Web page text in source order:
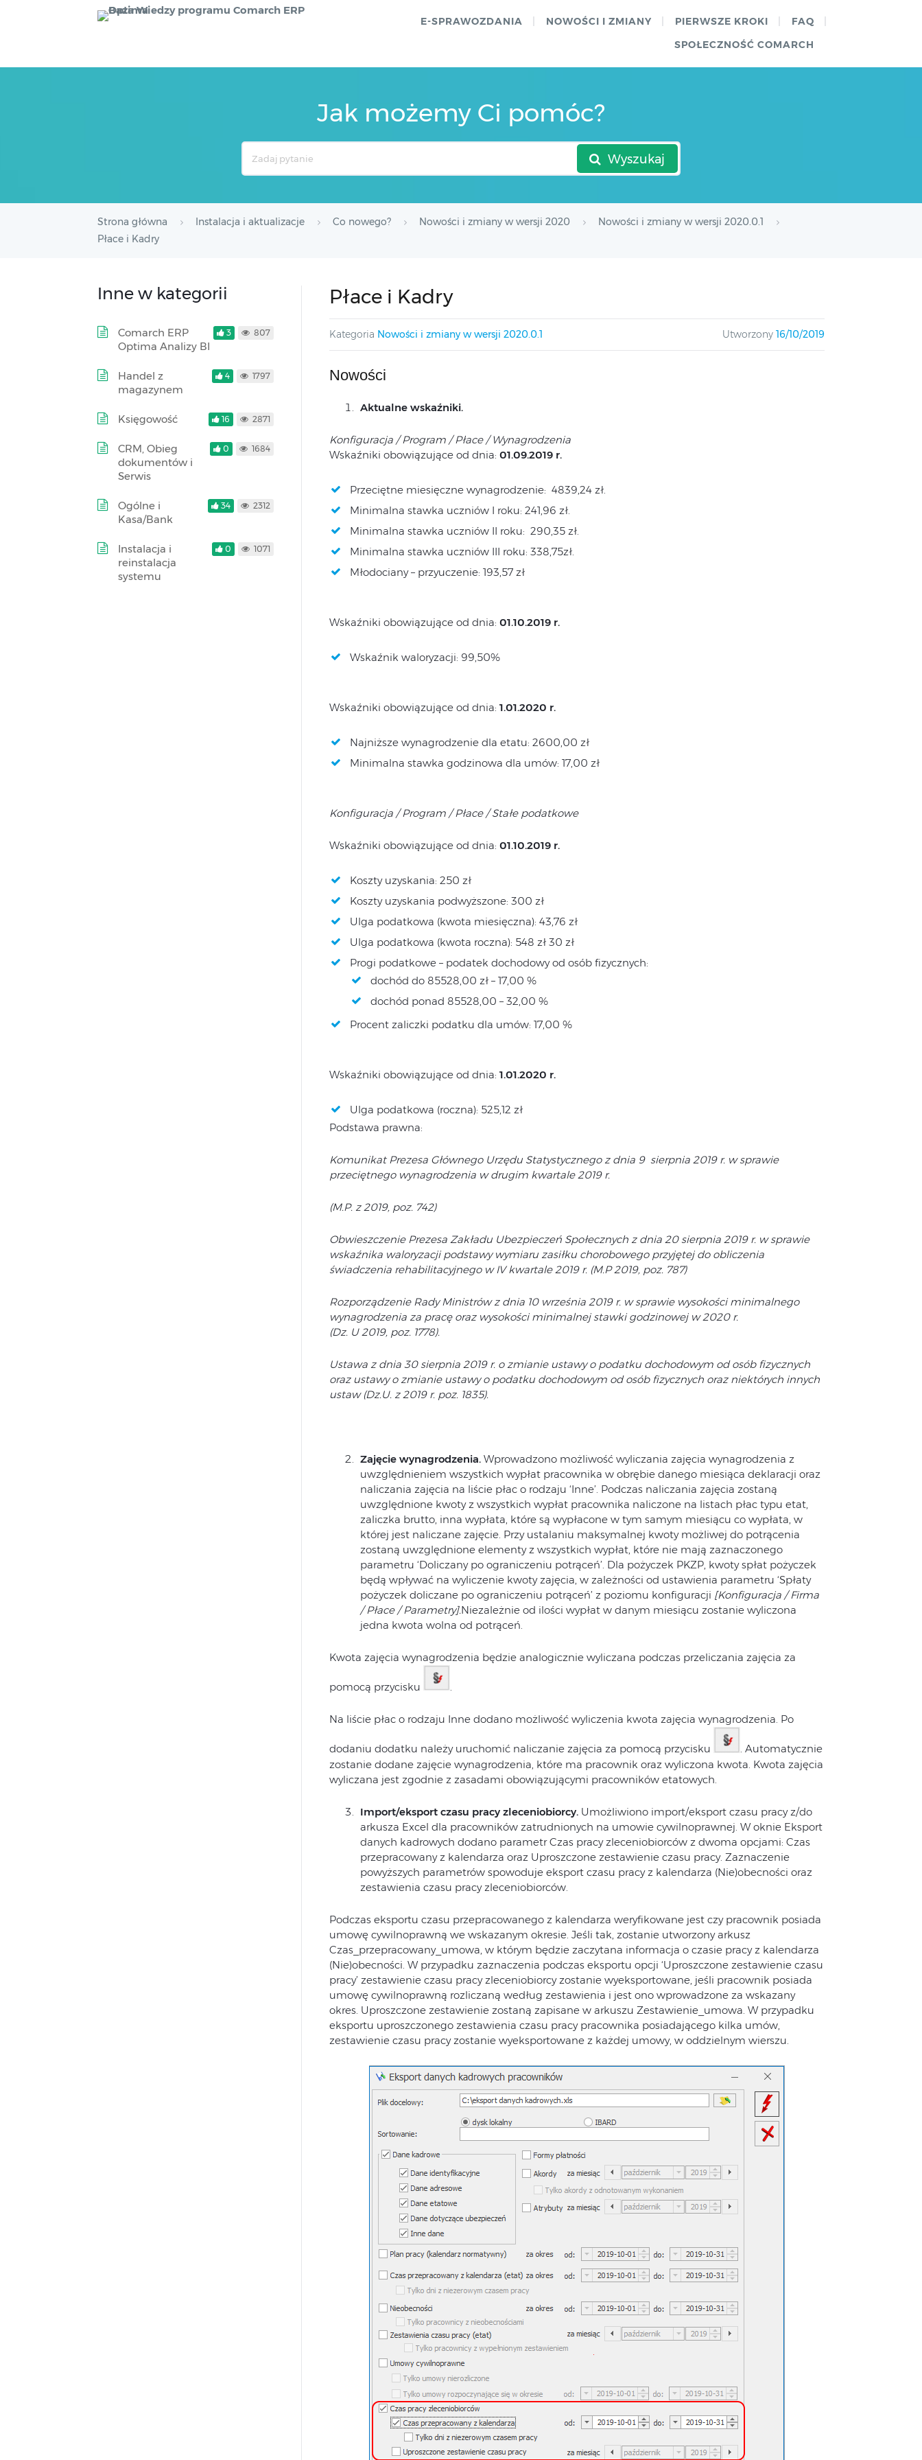
E-SPRAWOZDANIA NOWOŚCI I ZMIANY PIERWSZE KROKI
FAQ
SPOŁECZNOŚĆ COMARCH
Jak możemy Ci pomóc?
Wyszukaj
Strona główna Instalacja i aktualizacje Co nowego? Nowości i zmiany w wersji 2020
Nowości i zmiany w wersji 2020.0.1
Płace i Kadry
Płace i Kadry
Kategoria Nowości i zmiany w wersji 2020.0.1 Utworzony 16/10/2019
Nowości
Aktualne wskaźniki.
Konfiguracja / Program / Płace / Wynagrodzenia
Wskaźniki obowiązujące od dnia: 01.09.2019 r.
Przeciętne miesięczne wynagrodzenie: 4839,24 zł.
Minimalna stawka uczniów I roku: 241,96 zł.
Minimalna stawka uczniów II roku: 290,35 zł.
Minimalna stawka uczniów III roku: 338,75zł.
Młodociany – przyuczenie: 193,57 zł
Wskaźniki obowiązujące od dnia: 01.10.2019 r.
Wskaźnik waloryzacji: 99,50%
Wskaźniki obowiązujące od dnia: 1.01.2020 r.
Najniższe wynagrodzenie dla etatu: 2600,00 zł
Minimalna stawka godzinowa dla umów: 17,00 zł
Konfiguracja / Program / Płace / Stałe podatkowe
Wskaźniki obowiązujące od dnia: 01.10.2019 r.
Koszty uzyskania: 250 zł
Koszty uzyskania podwyższone: 300 zł
Ulga podatkowa (kwota miesięczna): 43,76 zł
Ulga podatkowa (kwota roczna): 548 zł 30 zł
Progi podatkowe – podatek dochodowy od osób fizycznych:
dochód do 85528,00 zł – 17,00 %
dochód ponad 85528,00 – 32,00 %
Procent zaliczki podatku dla umów: 17,00 %
Wskaźniki obowiązujące od dnia: 1.01.2020 r.
Ulga podatkowa (roczna): 525,12 zł
Podstawa prawna:
Komunikat Prezesa Głównego Urzędu Statystycznego z dnia 9 sierpnia 2019 r. w sprawie
przeciętnego wynagrodzenia w drugim kwartale 2019 r.
(M.P. z 2019, poz. 742)
Obwieszczenie Prezesa Zakładu Ubezpieczeń Społecznych z dnia 20 sierpnia 2019 r. w sprawie
wskaźnika waloryzacji podstawy wymiaru zasiłku chorobowego przyjętej do obliczenia
świadczenia rehabilitacyjnego w IV kwartale 2019 r. (M.P 2019, poz. 787)
Rozporządzenie Rady Ministrów z dnia 10 września 2019 r. w sprawie wysokości minimalnego
wynagrodzenia za pracę oraz wysokości minimalnej stawki godzinowej w 2020 r.
(Dz. U 2019, poz. 1778).
Ustawa z dnia 30 sierpnia 2019 r. o zmianie ustawy o podatku dochodowym od osób fizycznych
oraz ustawy o zmianie ustawy o podatku dochodowym od osób fizycznych oraz niektórych innych
ustaw (Dz.U. z 2019 r. poz. 1835).
Zajęcie wynagrodzenia. Wprowadzono możliwość wyliczania zajęcia wynagrodzenia z
uwzględnieniem wszystkich wypłat pracownika w obrębie danego miesiąca deklaracji oraz
naliczania zajęcia na liście płac o rodzaju ‘Inne’. Podczas naliczania zajęcia zostaną
uwzględnione kwoty z wszystkich wypłat pracownika naliczone na listach płac typu etat,
zaliczka brutto, inna wypłata, które są wypłacone w tym samym miesiącu co wypłata, w
której jest naliczane zajęcie. Przy ustalaniu maksymalnej kwoty możliwej do potrącenia
zostaną uwzględnione elementy z wszystkich wypłat, które nie mają zaznaczonego
parametru ‘Doliczany po ograniczeniu potrąceń’. Dla pożyczek PKZP, kwoty spłat pożyczek
będą wpływać na wyliczenie kwoty zajęcia, w zależności od ustawienia parametru ‘Spłaty
pożyczek doliczane po ograniczeniu potrąceń’ z poziomu konfiguracji [Konfiguracja / Firma
/ Płace / Parametry].Niezależnie od ilości wypłat w danym miesiącu zostanie wyliczona
jedna kwota wolna od potrąceń.
Kwota zajęcia wynagrodzenia będzie analogicznie wyliczana podczas przeliczania zajęcia za
pomocą przycisku .
Na liście płac o rodzaju Inne dodano możliwość wyliczenia kwota zajęcia wynagrodzenia. Po
dodaniu dodatku należy uruchomić naliczanie zajęcia za pomocą przycisku
. Automatycznie
zostanie dodane zajęcie wynagrodzenia, które ma pracownik oraz wyliczona kwota. Kwota zajęcia
wyliczana jest zgodnie z zasadami obowiązującymi pracowników etatowych.
Import/eksport czasu pracy zleceniobiorcy.Umożliwiono import/eksport czasu pracy z/do
arkusza Excel dla pracowników zatrudnionych na umowie cywilnoprawnej. W oknie Eksport
danych kadrowych dodano parametr Czas pracy zleceniobiorców z dwoma opcjami: Czas
przepracowany z kalendarza oraz Uproszczone zestawienie czasu pracy. Zaznaczenie
powyższych parametrów spowoduje eksport czasu pracy z kalendarza (Nie)obecności oraz
zestawienia czasu pracy zleceniobiorców.
Podczas eksportu czasu przepracowanego z kalendarza weryfikowane jest czy pracownik posiada
umowę cywilnoprawną we wskazanym okresie. Jeśli tak, zostanie utworzony arkusz
Czas_przepracowany_umowa, w którym będzie zaczytana informacja o czasie pracy z kalendarza
(Nie)obecności. W przypadku zaznaczenia podczas eksportu opcji ‘Uproszczone zestawienie czasu
pracy’ zestawienie czasu pracy zleceniobiorcy zostanie wyeksportowane, jeśli pracownik posiada
umowę cywilnoprawną rozliczaną według zestawienia i jest ono wprowadzone za wskazany
okres. Uproszczone zestawienie zostaną zapisane w arkuszu Zestawienie_umowa. W przypadku
eksportu uproszczonego zestawienia czasu pracy pracownika posiadającego kilka umów,
zestawienie czasu pracy zostanie wyeksportowane z każdej umowy, w oddzielnym wierszu.
Inne w kategorii
Comarch ERP
Optima Analizy BI
3 807
Handel z
magazynem
4 1797
Księgowość 16 2871
CRM, Obieg
dokumentów i
Serwis
0 1684
Ogólne i
Kasa/Bank
34 2312
Instalacja i
reinstalacja
systemu
0 1071